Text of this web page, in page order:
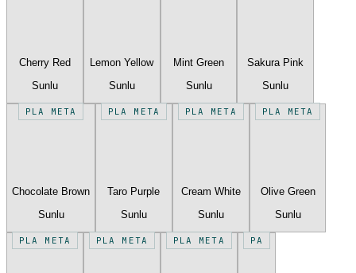
Cherry Red
Sunlu
Lemon Yellow
Sunlu
Mint Green
Sunlu
Sakura Pink
Sunlu
PLA META
Chocolate Brown
Sunlu
PLA META
Taro Purple
Sunlu
PLA META
Cream White
Sunlu
PLA META
Olive Green
Sunlu
PLA META PLA META PLA META PA